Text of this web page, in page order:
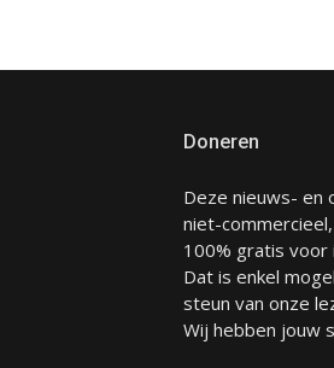
Doneren
Deze nieuws- en
niet-
100% gratis voor
Dat is enkel
steun van onze
Wij hebben jouw